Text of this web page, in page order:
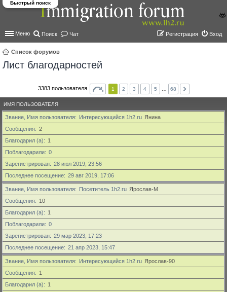
Меню Поиск Чат Вход
Регистрация
Список форумов
Быстрый поиск
Лист благодарностей
3383 пользователя 1 2 3 4 5 68
ИМЯ ПОЛЬЗОВАТЕЛЯ
Звание, Имя пользователя Интересующийся 1h2.ru Янина
Сообщения
2
Благодарил (а)
1
Поблагодарили
0
Зарегистрирован
28 июл 2019, 23:56
Последнее посещение
29 авг 2019, 17:06
Звание, Имя пользователя Посетитель 1h2.ru Ярослав-М
Сообщения
10
Благодарил (а)
1
Поблагодарили
0
Зарегистрирован
29 мар 2023, 17:23
Последнее посещение
21 апр 2023, 15:47
Звание, Имя пользователя Интересующийся 1h2.ru Ярослав-90
Сообщения
1
Благодарил (а)
1